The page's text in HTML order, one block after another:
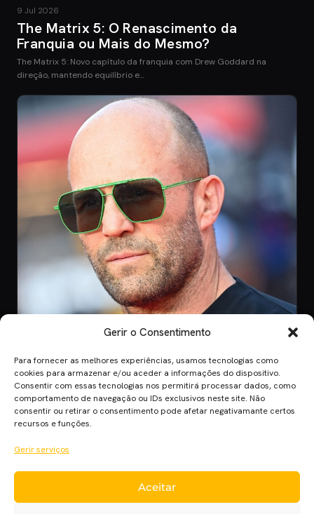
Gerir o Consentimento
Para fornecer as melhores experiências, usamos tecnologias como
cookies para armazenar e/ou aceder a informações do dispositivo.
Consentir com essas tecnologias nos permitirá processar dados, como
comportamento de navegação ou IDs exclusivos neste site. Não
consentir ou retirar o consentimento pode afetar negativamante certos
recursos e funções.
Gerir serviços
Aceitar
9 Jul 2026
The Matrix 5: O Renascimento da
Franquia ou Mais do Mesmo?
The Matrix 5: Novo capítulo da franquia com Drew Goddard na
direção, mantendo equilíbrio e…
CINEMA
8 Jul 2026
Mutiny: O Novo Thriller de Ação de Jason
Statham em 2026
quando o filme chega aos cinem…